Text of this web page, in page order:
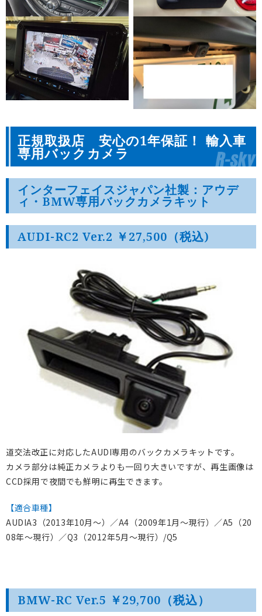
正規取扱店 安心の1年保証！ 輸入車
専用バックカメラ
インターフェイスジャパン社製：アウデ
ィ・BMW専用バックカメラキット
AUDI-RC2 Ver.2 ￥27,500（税込)
道交法改正に対応したAUDI専用のバックカメラキットです。
カメラ部分は純正カメラよりも一回り大きいですが、再生画像は
CCD採用で夜間でも鮮明に再生できます。
【適合車種】
AUDIA3（2013年10月～）／A4（2009年1月～現行）／A5（20
08年～現行）／Q3（2012年5月～現行）/Q5
BMW-RC Ver.5 ￥29,700（税込）